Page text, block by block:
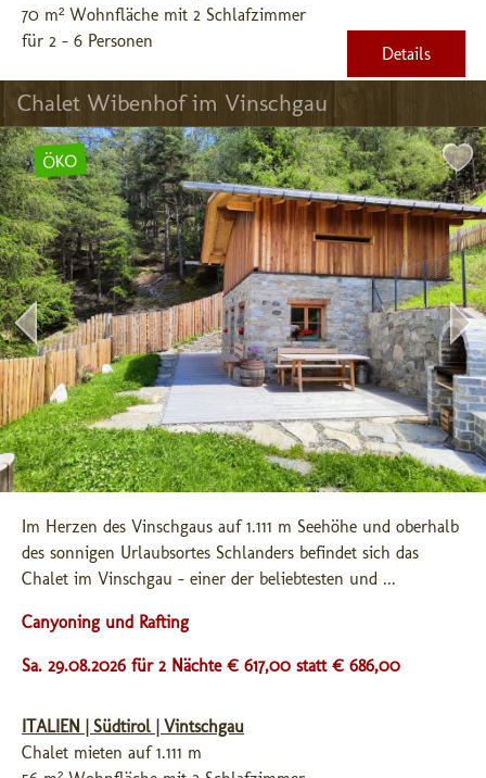
70 m² Wohnfläche mit 2 Schlafzimmer
für 2 - 6 Personen
Details
Chalet Wibenhof im Vinschgau
ÖKO
Im Herzen des Vinschgaus auf 1.111 m Seehöhe und oberhalb
des sonnigen Urlaubsortes Schlanders befindet sich das
Chalet im Vinschgau - einer der beliebtesten und ...
Canyoning und Rafting
Sa. 29.08.2026 für 2 Nächte € 617,00 statt € 686,00
ITALIEN | Südtirol | Vintschgau
Chalet mieten auf 1.111 m